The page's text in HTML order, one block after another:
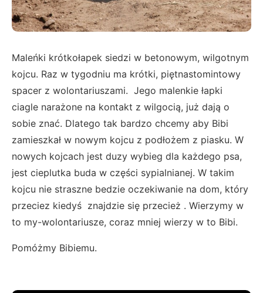
Maleńki krótkołapek siedzi w betonowym, wilgotnym
kojcu. Raz w tygodniu ma krótki, piętnastomintowy
spacer z wolontariuszami. Jego malenkie łapki
ciagle narażone na kontakt z wilgocią, już dają o
sobie znać. Dlatego tak bardzo chcemy aby Bibi
zamieszkał w nowym kojcu z podłożem z piasku. W
nowych kojcach jest duzy wybieg dla każdego psa,
jest cieplutka buda w części sypialnianej. W takim
kojcu nie straszne bedzie oczekiwanie na dom, który
przeciez kiedyś znajdzie się przecież . Wierzymy w
to my-wolontariusze, coraz mniej wierzy w to Bibi.
Pomóżmy Bibiemu.